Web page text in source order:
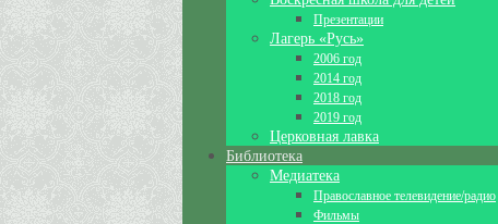
Презентации
Лагерь «Русь»
2006 год
2014 год
2018 год
2019 год
Церковная лавка
Библиотека
Медиатека
Православное телевидение/радио
Фильмы